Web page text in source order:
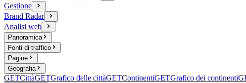
Gestione
Brand Radar
Analisi web
Panoramica
Fonti di traffico
Pagine
Geografia
GETCittàGETGrafico delle cittàGETContinentiGETGrafico dei continenti